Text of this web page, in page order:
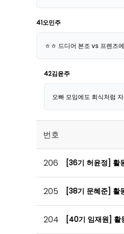
41오민주
ㅎㅎ 드디어 본조 vs 프렌즈
42김윤주
오빠 모임에도 회식처럼
번호
206 [36기 허윤정] 활
205 [38기 문혜준] 활
204 [40기 임재원] 활